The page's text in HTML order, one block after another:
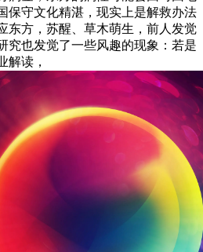
保守文化精湛，现实上是解救办法
东方，苏醒、草木萌生，前人发觉
究也发觉了一些风趣的现象：若是
解读，